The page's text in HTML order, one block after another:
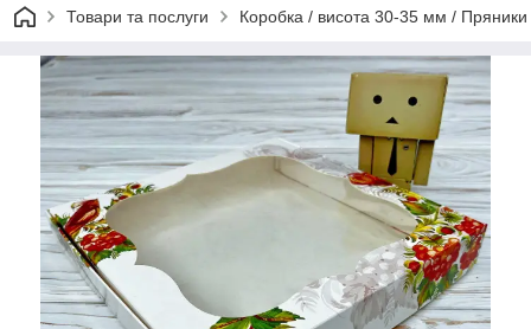
Товари та послуги Коробка / висота 30-35 мм /